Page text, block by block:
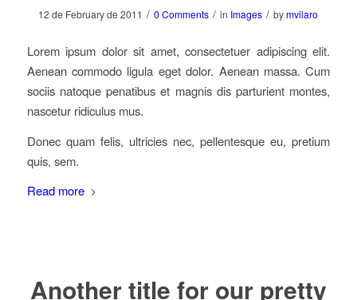
12 de February de 2011 / 0 Comments / in Images / bymvilaro
Lorem ipsum dolor sit amet, consectetuer adipiscing elit.
Aenean commodo ligula eget dolor. Aenean massa. Cum
sociis natoque penatibus et magnis dis parturient montes,
nascetur ridiculus mus.
Donec quam felis, ultricies nec, pellentesque eu, pretium
quis, sem.
Read more
Another title for our pretty